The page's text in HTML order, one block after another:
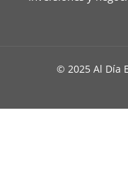
© 2025 Al Día